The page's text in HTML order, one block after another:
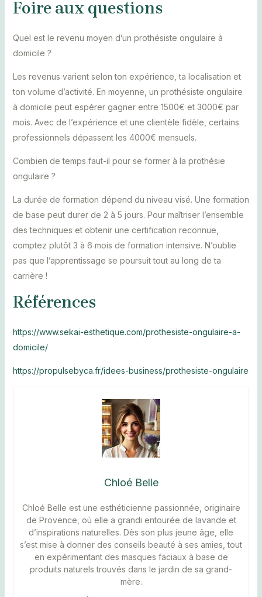
Foire aux questions
Quel est le revenu moyen d’un prothésiste ongulaire à
domicile ?
Les revenus varient selon ton expérience, ta localisation et
ton volume d’activité. En moyenne, un prothésiste ongulaire
à domicile peut espérer gagner entre 1500€ et 3000€ par
mois. Avec de l’expérience et une clientèle fidèle, certains
professionnels dépassent les 4000€ mensuels.
Combien de temps faut-il pour se former à la prothésie
ongulaire ?
La durée de formation dépend du niveau visé. Une formation
de base peut durer de 2 à 5 jours. Pour maîtriser l’ensemble
des techniques et obtenir une certification reconnue,
comptez plutôt 3 à 6 mois de formation intensive. N’oublie
pas que l’apprentissage se poursuit tout au long de ta
carrière !
Références
https://www.sekai-esthetique.com/prothesiste-ongulaire-a-
domicile/
https://propulsebyca.fr/idees-business/prothesiste-ongulaire
Chloé Belle
Chloé Belle est une esthéticienne passionnée, originaire
de Provence, où elle a grandi entourée de lavande et
d’inspirations naturelles. Dès son plus jeune âge, elle
s’est mise à donner des conseils beauté à ses amies, tout
en expérimentant des masques faciaux à base de
produits naturels trouvés dans le jardin de sa grand-
mère.